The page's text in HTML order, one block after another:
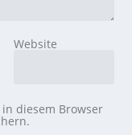
Website
diesem Browser